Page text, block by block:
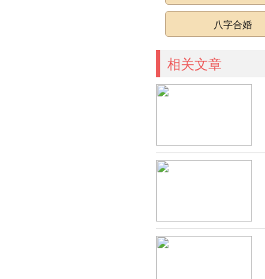
八字合婚
相关文章